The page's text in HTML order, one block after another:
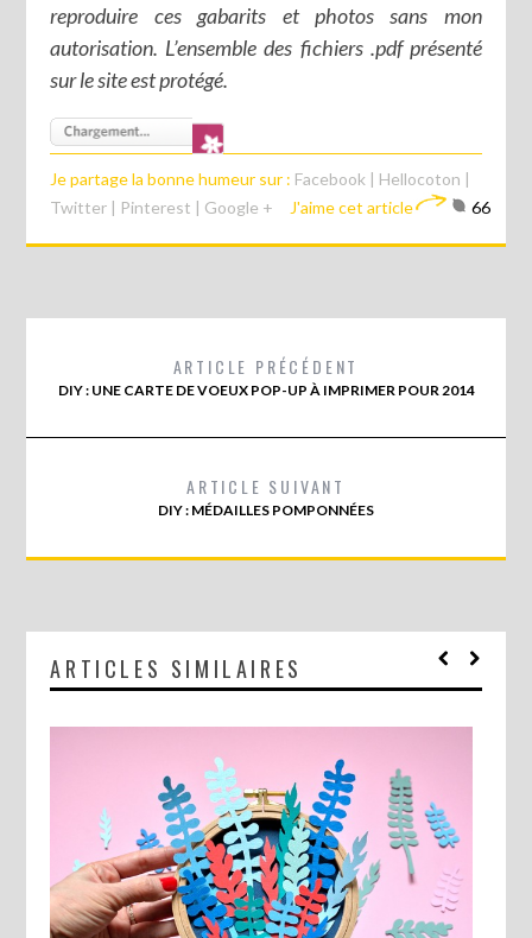
reproduire ces gabarits et photos sans mon
autorisation. L’ensemble des fichiers .pdf présenté
sur le site est protégé.
Je partage la bonne humeur sur : Facebook | Hellocoton |
Twitter | Pinterest | Google + J'aime cet article 66
ARTICLE PRÉCÉDENT
DIY : UNE CARTE DE VOEUX POP-UP À IMPRIMER POUR 2014
ARTICLE SUIVANT
DIY : MÉDAILLES POMPONNÉES
ARTICLES SIMILAIRES